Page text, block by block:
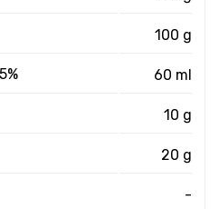
100 g
60 ml
10 g
20 g
-